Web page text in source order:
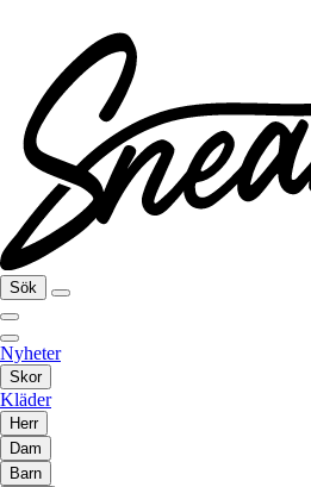
Sök
Nyheter
Skor
Kläder
Herr
Dam
Barn